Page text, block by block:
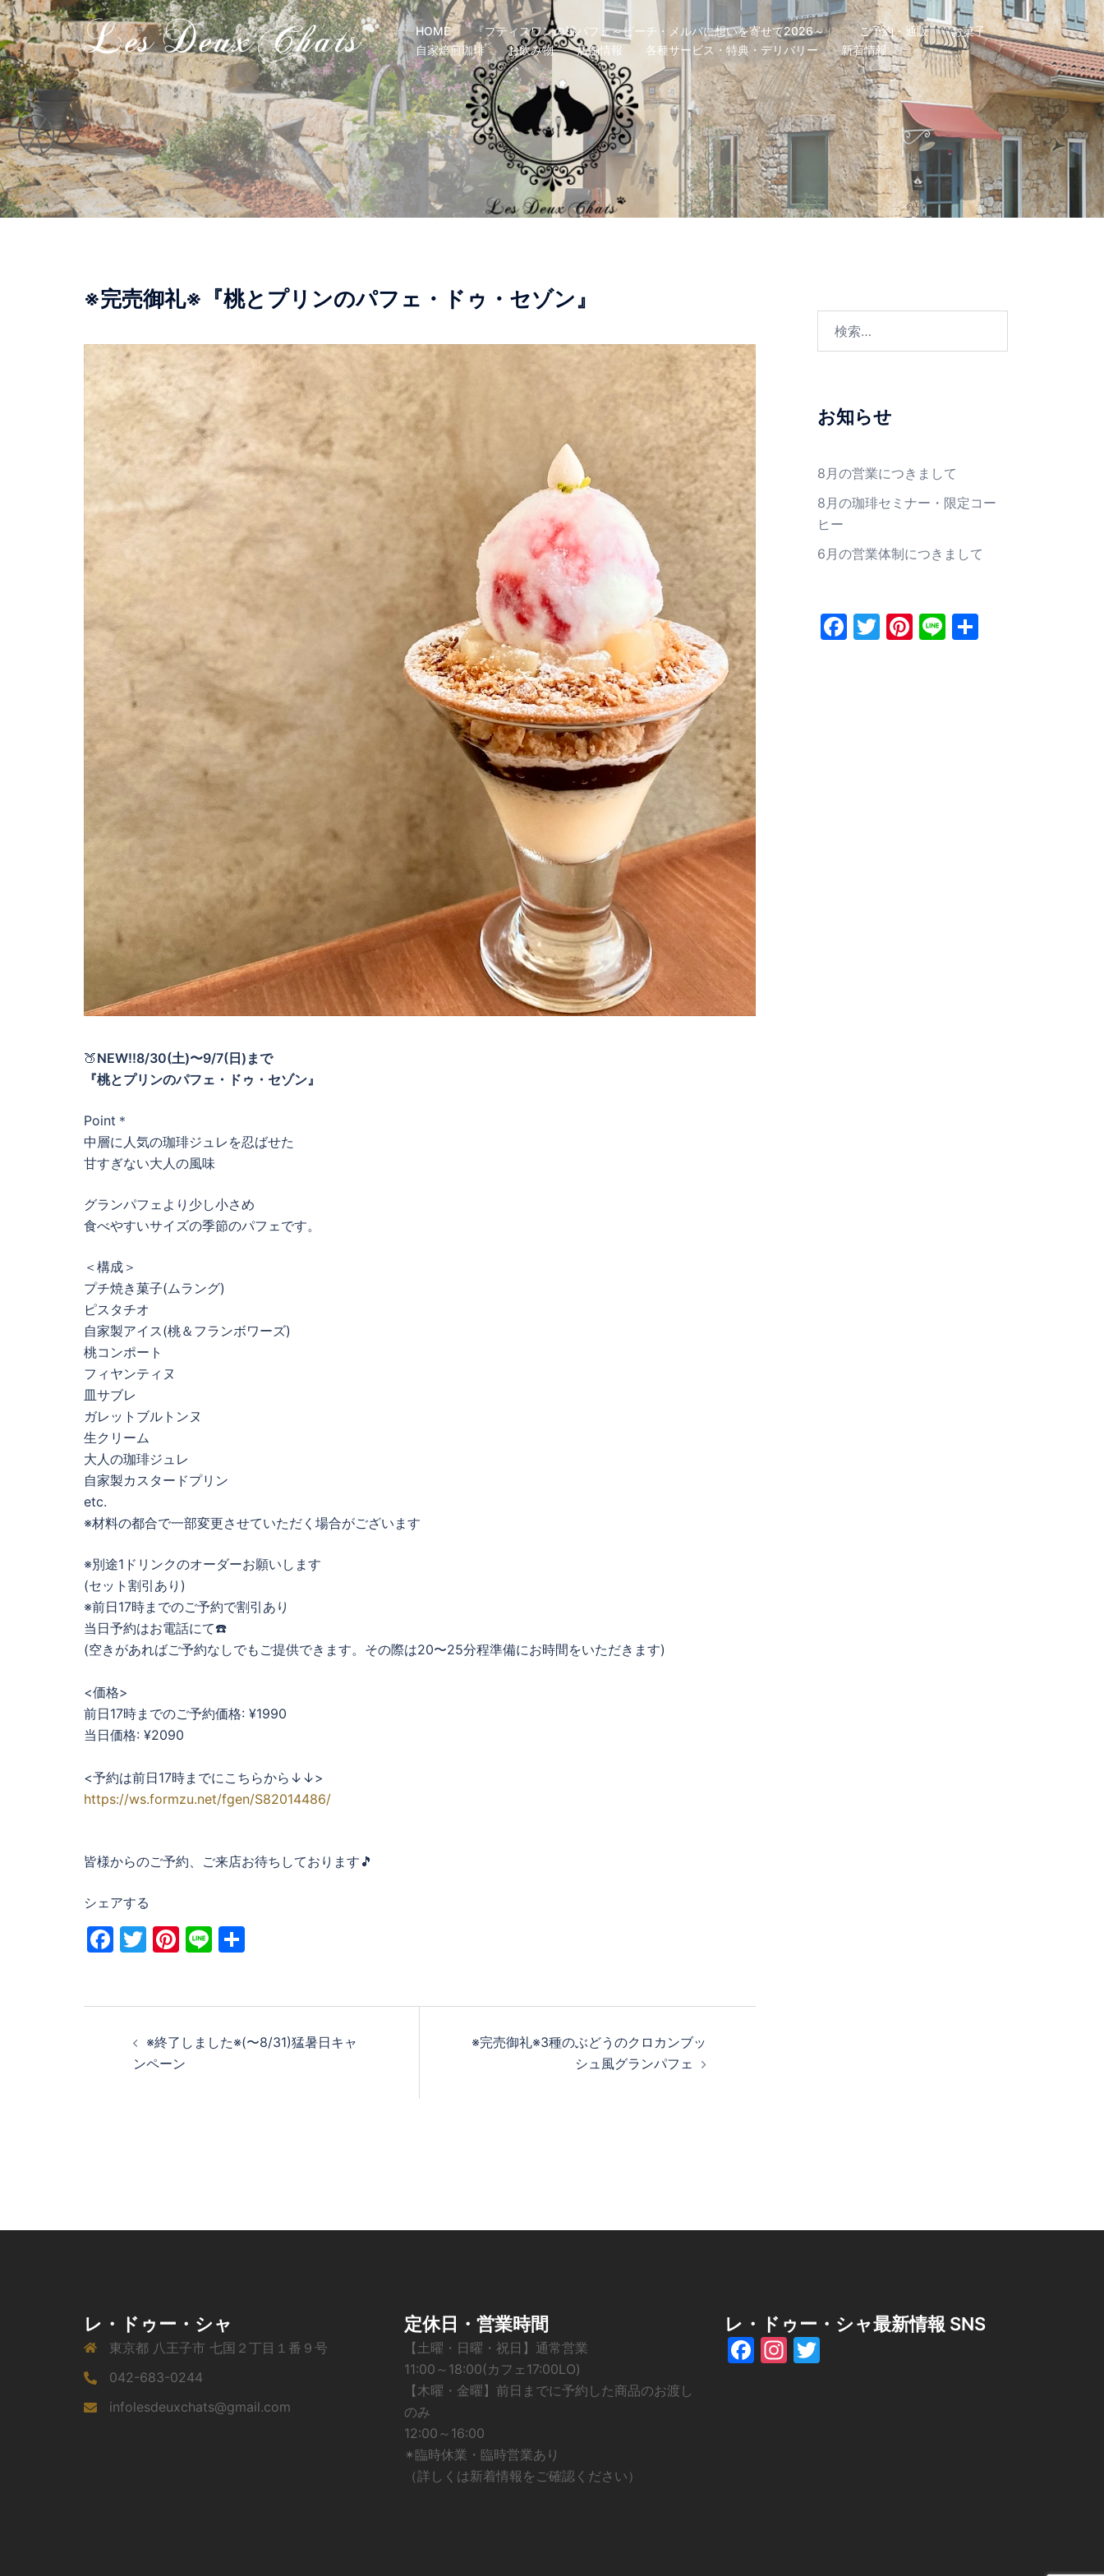
コ
ン
テ
ン
ツ
へ
ス
キ
ッ
プ
HOME 『プティスワンの桃パフェ～ピーチ・メルバに想いを寄せて2026～』 ご予約・通販
お菓子
自家焙煎珈琲
お飲み物 店舗情報 各種サービス・特典・デリバリー 新着情報
※完売御礼※『桃とプリンのパフェ・ドゥ・セゾン』
🍑NEW!!8/30(土)〜9/7(日)まで
『桃とプリンのパフェ・ドゥ・セゾン』
Point＊
中層に人気の珈琲ジュレを忍ばせた
甘すぎない大人の風味
グランパフェより少し小さめ
食べやすいサイズの季節のパフェです。
＜構成＞
プチ焼き菓子(ムラング)
ピスタチオ
自家製アイス(桃＆フランボワーズ)
桃コンポート
フィヤンティヌ
皿サブレ
ガレットブルトンヌ
生クリーム
大人の珈琲ジュレ
自家製カスタードプリン
etc.
※材料の都合で一部変更させていただく場合がございます
※別途1ドリンクのオーダーお願いします
(セット割引あり)
※前日17時までのご予約で割引あり
当日予約はお電話にて☎️
(空きがあればご予約なしでもご提供できます。その際は20〜25分程準備にお時間をいただきます)
<価格>
前日17時までのご予約価格: ¥1990
当日価格: ¥2090
<予約は前日17時までにこちらから↓↓>
https://ws.formzu.net/fgen/S82014486/
皆様からのご予約、ご来店お待ちしております🎵
シェアする
Facebook
Twitter
Pinterest
Line
ン
※終了しました※(〜8/31)猛暑日キャ
ンペーン
※完売御礼※3種のぶどうのクロカンブッ
シュ風グランパフェ
お知らせ
8月の営業につきまして
8月の珈琲セミナー・限定コー
ヒー
6月の営業体制につきまして
Facebook
Twitter
Pinterest
Line共
レ・ドゥー・シャ
東京都 八王子市 七国２丁目１番９号
042-683-0244
infolesdeuxchats@gmail.com
定休日・営業時間
【土曜・日曜・祝日】通常営業
11:00～18:00(カフェ17:00LO)
【木曜・金曜】前日までに予約した商品のお渡し
のみ
12:00～16:00
✴︎臨時休業・臨時営業あり
（詳しくは新着情報をご確認ください）
レ・ドゥー・シャ最新情報 SNS
Facebook
Instagram